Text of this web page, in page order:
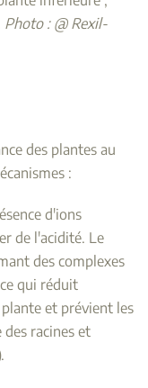
Photo : @ Rexil-
des plantes au
:
d'ions
de l'acidité. Le
des complexes
qui réduit
et prévient les
racines et